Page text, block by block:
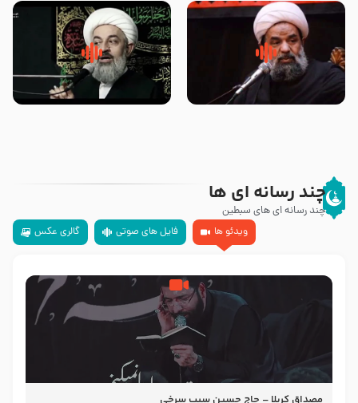
محدث زاده
سلام جوانی که امام حسین علیه
السلام خودش جوابش را دادند
زیارتی که اسباب رزق زیاد و عمر
طولانی است حجت السلام حسین
چند رسانه ای ها
چند رسانه ای های سبطین
ویدئو ها
فایل های صوتی گالری عکس
مصداق کربلا – حاج حسین سیب سرخی